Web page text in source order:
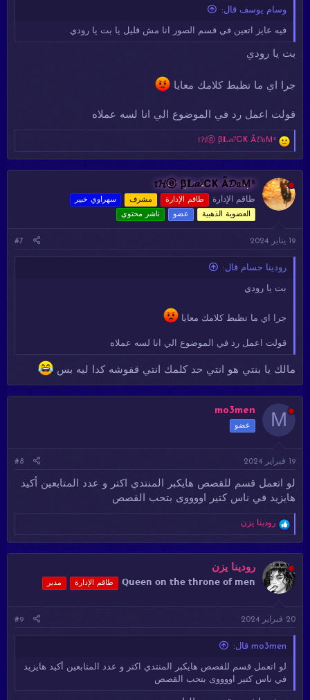
وسام يوسف قال:
فيه عايز اتعين في قسم الصور انا مش قليل يا بت يا رودي
بت يا رودي
جرا اي ما تظبط كلامك معايا
قولت اعمل رد في الموضوع الي انا لسه عملاه
ا
ت
ا
ع
ل
ت
𝔱𝓗ⓔ β𝐋𝓪℃Ҝ Ã𝓓𝔞Ｍˢ
𝔱𝓗ⓔ β𝐋𝓪℃Ҝ Ã𝓓𝔞Ｍˢ
طاقم الإدارة طاقم الإدارة مشرف
سهراوي خبير
العضوية الذهبية
عضو ناشر محتوي
19 يناير 2024 #7
رودينا حسام قال:
بت يا رودي
جرا اي ما تظبط كلامك معايا
قولت اعمل رد في الموضوع الي انا لسه عملاه
مالك يا بنتي هو انتي حد كلمك انتي قفوشه كدا ليه بس
M
mo3men
عضو
19 فبراير 2024 #8
لو اتعمل قسم للقصص هايكبر المنتدي اكتر و عدد المتابعين أكيد
هايزيد في ناس كتير اووووى بتحب القصص
ا
ت
ا
ع
ل
:
رودينا يزن
رودينا يزن
𝗤𝘂𝗲𝗲𝗻 𝗼𝗻 𝘁𝗵𝗲 𝘁𝗵𝗿𝗼𝗻𝗲 𝗼𝗳 𝗺𝗲𝗻 طاقم الإدارة مدير
20 فبراير 2024 #9
mo3men قال:
لو اتعمل قسم للقصص هايكبر المنتدي اكتر و عدد المتابعين أكيد هايزيد
في ناس كتير اووووى بتحب القصص